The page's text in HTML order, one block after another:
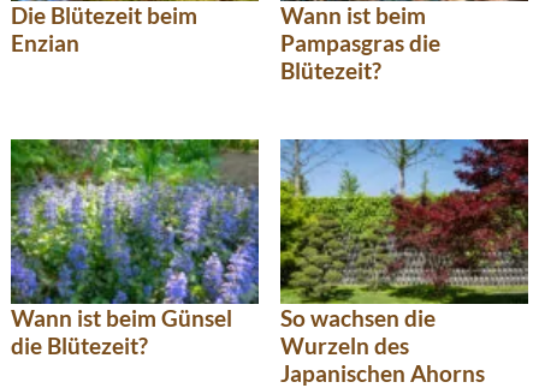
Die Blütezeit beim
Enzian
Wann ist beim
Pampasgras die
Blütezeit?
Wann ist beim Günsel
die Blütezeit?
So wachsen die
Wurzeln des
Japanischen Ahorns